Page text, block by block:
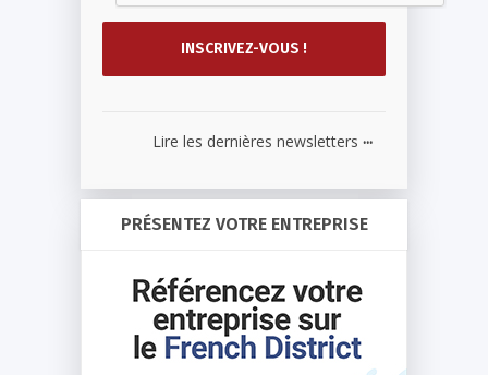
Lire les dernières newsletters ...
PRÉSENTEZ VOTRE ENTREPRISE